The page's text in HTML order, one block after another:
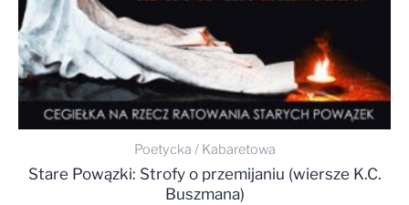
Poetycka / Kabaretowa
Stare Powązki: Strofy o przemijaniu (wiersze K.C.
Buszmana)